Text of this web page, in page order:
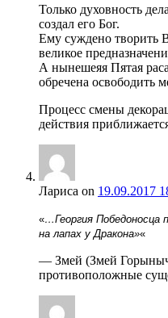
Только духовность
создал его Бог.
Ему суждено творить
великое
А нынешеяя Пятая
обречена освободить
Процесс смены
действия
Лариса on 19.09.2017
«…Георгия Победоносца
на лапах у Дракона»«
— Змей (Змей
противоположные